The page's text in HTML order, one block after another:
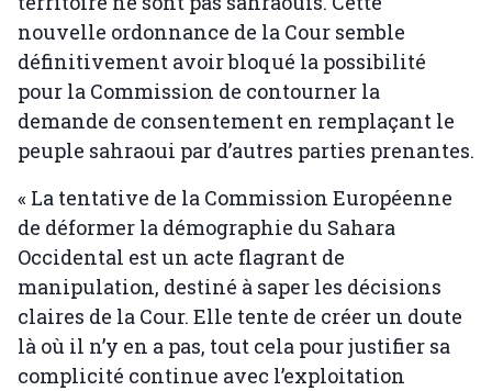
nouvelle ordonnance de la Cour semble
définitivement avoir bloqué la possibilité
pour la Commission de contourner la
demande de consentement en remplaçant le
peuple sahraoui par d’autres parties prenantes.
« La tentative de la Commission Européenne
de déformer la démographie du Sahara
Occidental est un acte flagrant de
manipulation, destiné à saper les décisions
claires de la Cour. Elle tente de créer un doute
là où il n’y en a pas, tout cela pour justifier sa
complicité continue avec l’exploitation